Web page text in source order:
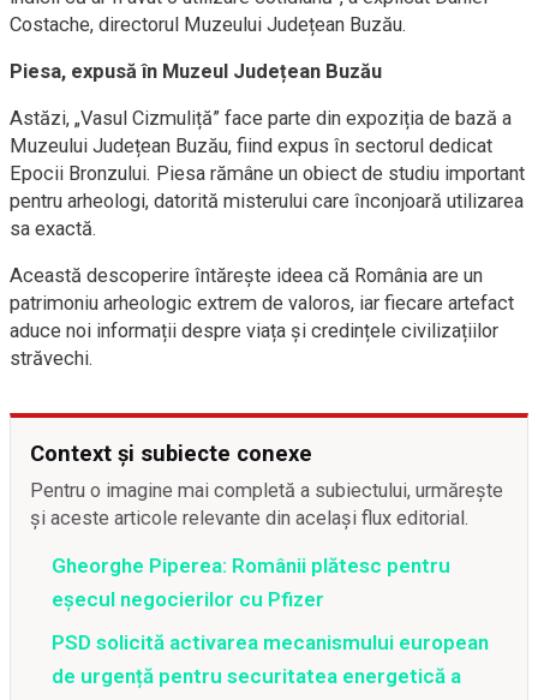
Costache, directorul Muzeului Județean Buzău.
Piesa, expusă în Muzeul Județean Buzău
Astăzi, „Vasul Cizmuliță” face parte din expoziția de bază a
Muzeului Județean Buzău, fiind expus în sectorul dedicat
Epocii Bronzului. Piesa rămâne un obiect de studiu important
pentru arheologi, datorită misterului care înconjoară utilizarea
sa exactă.
Această descoperire întărește ideea că România are un
patrimoniu arheologic extrem de valoros, iar fiecare artefact
aduce noi informații despre viața și credințele civilizațiilor
străvechi.
Context și subiecte conexe
Pentru o imagine mai completă a subiectului, urmărește
și aceste articole relevante din același flux editorial.
Gheorghe Piperea: Românii plătesc pentru
eșecul negocierilor cu Pfizer
PSD solicită activarea mecanismului european
de urgență pentru securitatea energetică a